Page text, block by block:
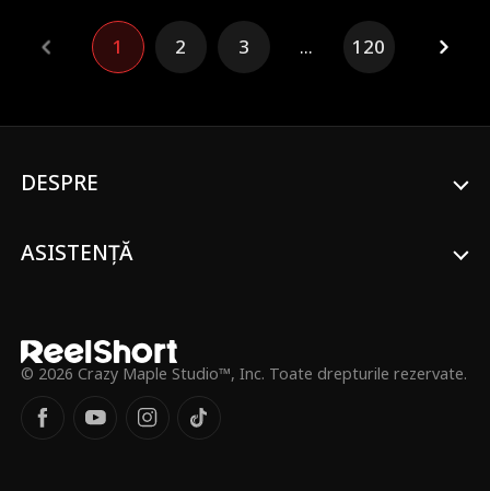
doar șoptite. Va însemna acest semn
sfârșitul tău? Sau va dezvălui un secret
care ar putea schimba totul?
1 2 3 ... 120
DESPRE
ASISTENȚĂ
© 2026 Crazy Maple Studio™, Inc. Toate drepturile rezervate.